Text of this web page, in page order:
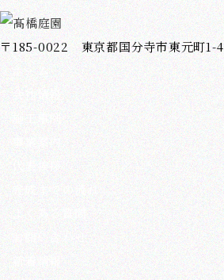
〒185-0022 東京都国分寺市東元町1-4
ホーム
会社情報
施工事例
事業案内
代表挨拶
完成までの流れ
よくある質問
お問い合わせ
新着情報